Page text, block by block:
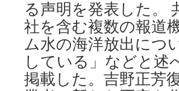
る声明を発表した。
社を含む複数の報道
ム水の海洋放出につ
している」などと述
掲載した。吉野正芳